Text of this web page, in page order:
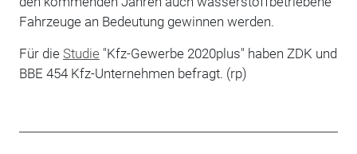
Fahrzeuge an Bedeutung gewinnen werden.
Für die Studie "Kfz-Gewerbe 2020plus" haben ZDK und
BBE 454 Kfz-Unternehmen befragt. (rp)